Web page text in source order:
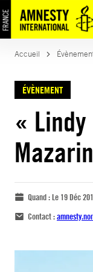
Accueil
ÉVÈNEMENT
«
Mazarin
Quand :Le 19 Déc
Contact :